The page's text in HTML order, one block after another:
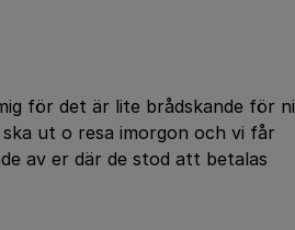
för det är lite brådskande för ni
ut o resa imorgon och vi får
av er där de stod att betalas